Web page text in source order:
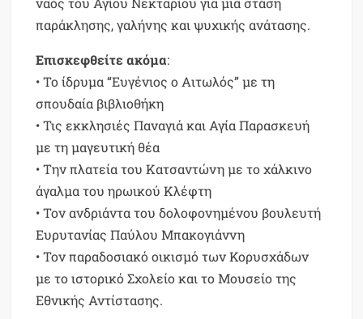
παράκλησης, γαλήνης και ψυχικής ανάτασης.
Επισκεφθείτε ακόμα:
• Το ίδρυμα “Ευγένιος ο Αιτωλός” με τη
σπουδαία βιβλιοθήκη
• Τις εκκλησιές Παναγιά και Αγία Παρασκευή
με τη μαγευτική θέα
• Την πλατεία του Κατσαντώνη με το χάλκινο
άγαλμα του ηρωικού Κλέφτη
• Τον ανδριάντα του δολοφονημένου βουλευτή
Ευρυτανίας Παύλου Μπακογιάννη
• Τον παραδοσιακό οικισμό των Κορυσχάδων
με το ιστορικό Σχολείο και το Μουσείο της
Εθνικής Αντίστασης.